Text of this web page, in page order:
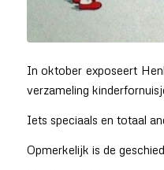
In oktober exposeert
verzameling
Iets speciaals en totaal
Opmerkelijk is de